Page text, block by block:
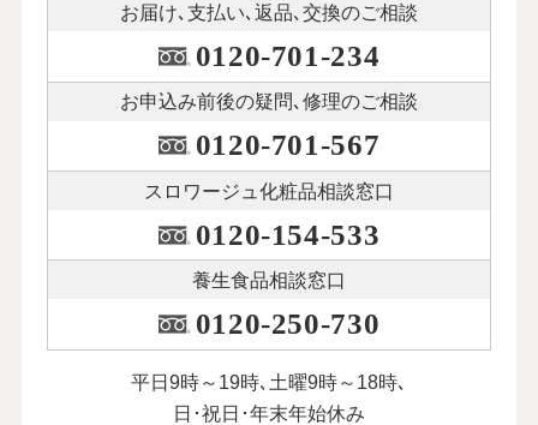
お届け､支払い､ 返品､交換のご相談
0120-701-234
お申込み前後の疑問､修理のご相談
0120-701-567
スロワージュ化粧品相談窓口
0120-154-533
養生食品相談窓口
0120-250-730
平日9時～19時､土曜9時～18時､
日･祝日･年末年始休み